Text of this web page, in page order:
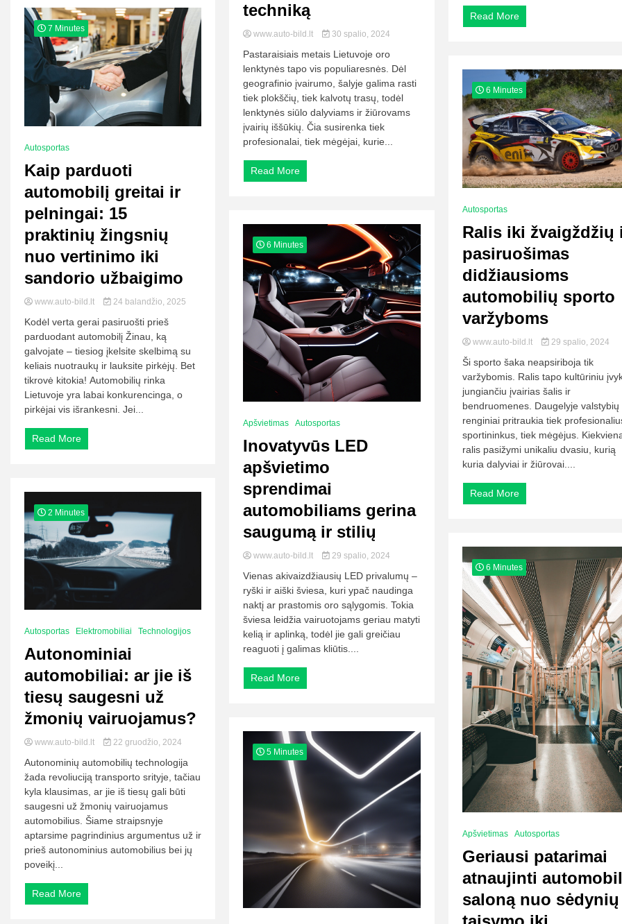
7 Minutes
Autosportas
Kaip parduoti
automobilį greitai ir
pelningai: 15
praktinių žingsnių
nuo vertinimo iki
sandorio užbaigimo
www.auto-bild.lt 24 balandžio, 2025
Kodėl verta gerai pasiruošti prieš
parduodant automobilį Žinau, ką
galvojate – tiesiog įkelsite skelbimą su
keliais nuotraukų ir lauksite pirkėjų. Bet
tikrovė kitokia! Automobilių rinka
Lietuvoje yra labai konkurencinga, o
pirkėjai vis išrankesni. Jei...
Read More
2 Minutes
Autosportas Elektromobiliai Technologijos
Autonominiai
automobiliai: ar jie iš
tiesų saugesni už
žmonių vairuojamus?
www.auto-bild.lt 22 gruodžio, 2024
Autonominių automobilių technologija
žada revoliuciją transporto srityje, tačiau
kyla klausimas, ar jie iš tiesų gali būti
saugesni už žmonių vairuojamus
automobilius. Šiame straipsnyje
aptarsime pagrindinius argumentus už ir
prieš autonominius automobilius bei jų
poveikį...
Read More
techniką
www.auto-bild.lt 30 spalio, 2024
Pastaraisiais metais Lietuvoje oro
lenktynės tapo vis populiaresnės. Dėl
geografinio įvairumo, šalyje galima rasti
tiek plokščių, tiek kalvotų trasų, todėl
lenktynės siūlo dalyviams ir žiūrovams
įvairių iššūkių. Čia susirenka tiek
profesionalai, tiek mėgėjai, kurie...
Read More
6 Minutes
Apšvietimas Autosportas
Inovatyvūs LED
apšvietimo
sprendimai
automobiliams gerina
saugumą ir stilių
www.auto-bild.lt 29 spalio, 2024
Vienas akivaizdžiausių LED privalumų –
ryški ir aiški šviesa, kuri ypač naudinga
naktį ar prastomis oro sąlygomis. Tokia
šviesa leidžia vairuotojams geriau matyti
kelią ir aplinką, todėl jie gali greičiau
reaguoti į galimas kliūtis....
Read More
5 Minutes
Read More
6 Minutes
Autosportas
Ralis iki žvaigždžių
pasiruošimas
didžiausioms
automobilių sporto
varžyboms
www.auto-bild.lt 29 spalio, 2024
Ši sporto šaka neapsiriboja tik
varžybomis. Ralis tapo kultūriniu
jungiančiu įvairias šalis ir
bendruomenes. Daugelyje valstybių
renginiai pritraukia tiek
sportininkus, tiek mėgėjus.
ralis pasižymi unikaliu dvasiu, kurią
kuria dalyviai ir žiūrovai....
Read More
6 Minutes
Apšvietimas Autosportas
Geriausi patarimai
atnaujinti
saloną nuo sėdynių